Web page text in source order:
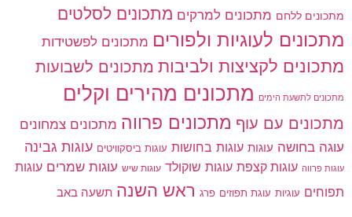
מתכונים ללחם מתכונים למרקים מתכונים לסלטים
מתכונים לעוגיות ולפורים מתכונים לפשטידות
מתכונים לקציצות ולביבות מתכונים לשבועות
מתכונים לתשעת הימים מתכונים מהירים וקלים
מתכונים עם עוף מתכונים פרווה מתכונים צמחונים
עוגה בחושה עוגות עוגות בחושות עוגות ביסקוויטים עוגות גבינה
עוגות פרווה עוגות קצפת עוגות שוקולד עוגות שיש עוגות שמרים עוגות
תפוחים עוגיות עוגת תפוזים פרג ראש השנה תשעה באב